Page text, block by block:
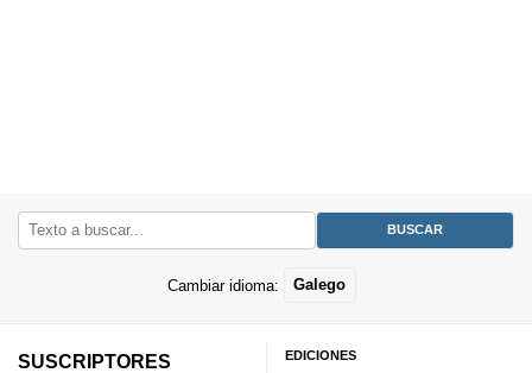
Cambiar idioma: Galego
SUSCRIPTORES
EDICIONES